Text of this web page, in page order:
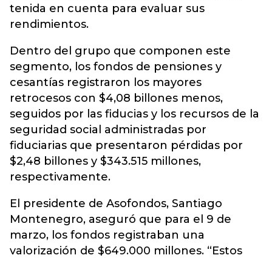
tenida en cuenta para evaluar sus
rendimientos.
Dentro del grupo que componen este
segmento, los fondos de pensiones y
cesantías registraron los mayores
retrocesos con $4,08 billones menos,
seguidos por las fiducias y los recursos de la
seguridad social administradas por
fiduciarias que presentaron pérdidas por
$2,48 billones y $343.515 millones,
respectivamente.
El presidente de Asofondos, Santiago
Montenegro, aseguró que para el 9 de
marzo, los fondos registraban una
valorización de $649.000 millones. “Estos